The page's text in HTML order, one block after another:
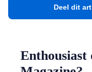
Deel dit